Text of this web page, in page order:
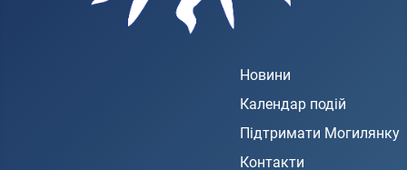
Новини
Календар подій
Підтримати Могилянку
Контакти